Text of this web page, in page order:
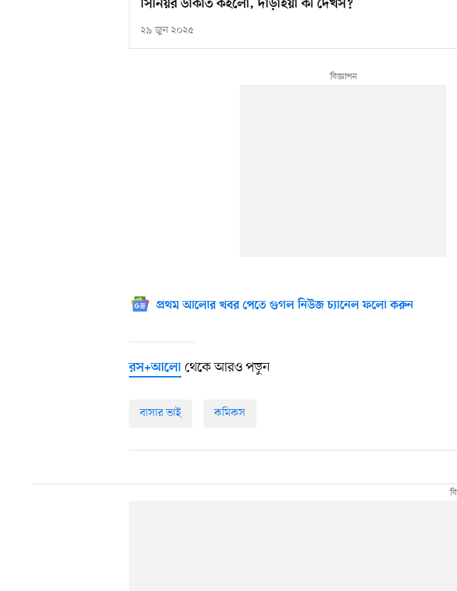
সিনিয়র ডাকাত কইলো, দাঁড়াইয়া কী দেখস?
২৯ জুন ২০২৫
প্রথম আলোর খবর পেতে গুগল নিউজ চ্যানেল ফলো করুন
রস+আলো থেকে আরও পড়ুন
বাসার ভাই কমিকস